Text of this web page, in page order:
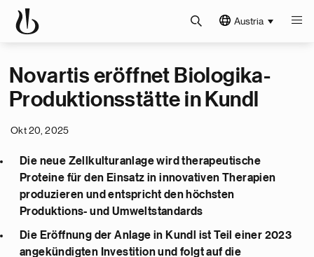
Austria
Novartis eröffnet Biologika-
Produktionsstätte in Kundl
Okt 20, 2025
Die neue Zellkulturanlage wird therapeutische
Proteine für den Einsatz in innovativen Therapien
produzieren und entspricht den höchsten
Produktions- und Umweltstandards
Die Eröffnung der Anlage in Kundl ist Teil einer 2023
angekündigten Investition und folgt auf die